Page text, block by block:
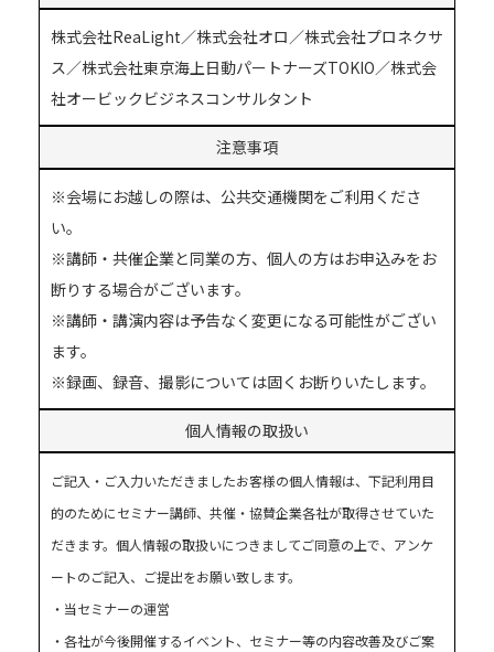
株式会社ReaLight／株式会社オロ／株式会社プロネクサ
ス／株式会社東京海上日動パートナーズTOKIO／株式会
社オービックビジネスコンサルタント
注意事項
※会場にお越しの際は、公共交通機関をご利用くださ
い。
※講師・共催企業と同業の方、個人の方はお申込みをお
断りする場合がございます。
※講師・講演内容は予告なく変更になる可能性がござい
ます。
※録画、録音、撮影については固くお断りいたします。
個人情報の取扱い
ご記入・ご入力いただきましたお客様の個人情報は、下記利用目
的のためにセミナー講師、共催・協賛企業各社が取得させていた
だきます。個人情報の取扱いにつきましてご同意の上で、アンケ
ートのご記入、ご提出をお願い致します。
・当セミナーの運営
・各社が今後開催するイベント、セミナー等の内容改善及びご案